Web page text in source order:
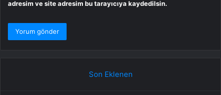
adresim ve site adresim bu tarayıcıya kaydedilsin.
Son Eklenen